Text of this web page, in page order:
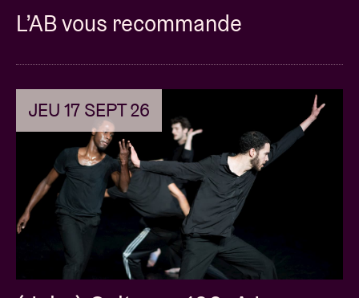
L’AB vous recommande
JEU 17 SEPT 26